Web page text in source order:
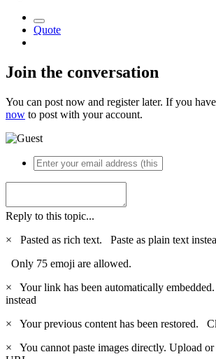
Quote
Join the conversation
You can post now and register later. If you
now to post with your account.
Reply to this topic...
×
Pasted as rich text. Paste as plain text
Only 75 emoji are allowed.
×
Your link has been automatically
instead
×
Your previous content has been restored.
×
You cannot paste images directly. Upload